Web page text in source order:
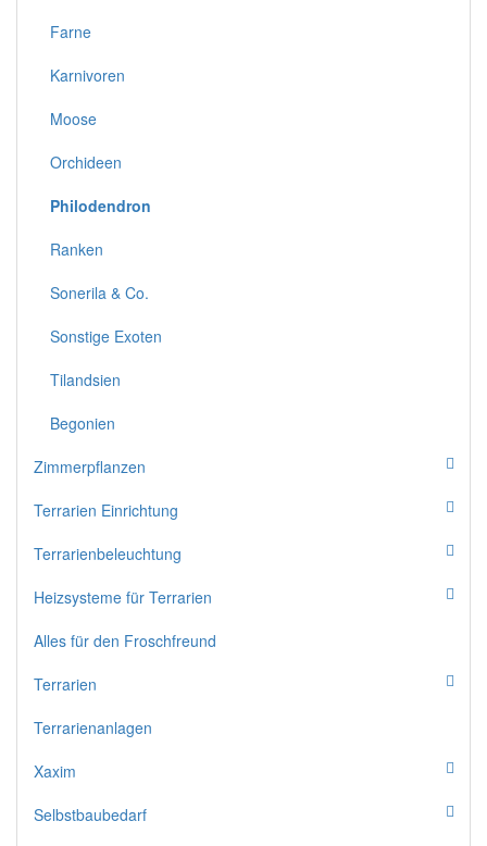
Farne
Karnivoren
Moose
Orchideen
Philodendron
Ranken
Sonerila & Co.
Sonstige Exoten
Tilandsien
Begonien
Zimmerpflanzen
Terrarien Einrichtung
Terrarienbeleuchtung
Heizsysteme für Terrarien
Alles für den Froschfreund
Terrarien
Terrarienanlagen
Xaxim
Selbstbaubedarf